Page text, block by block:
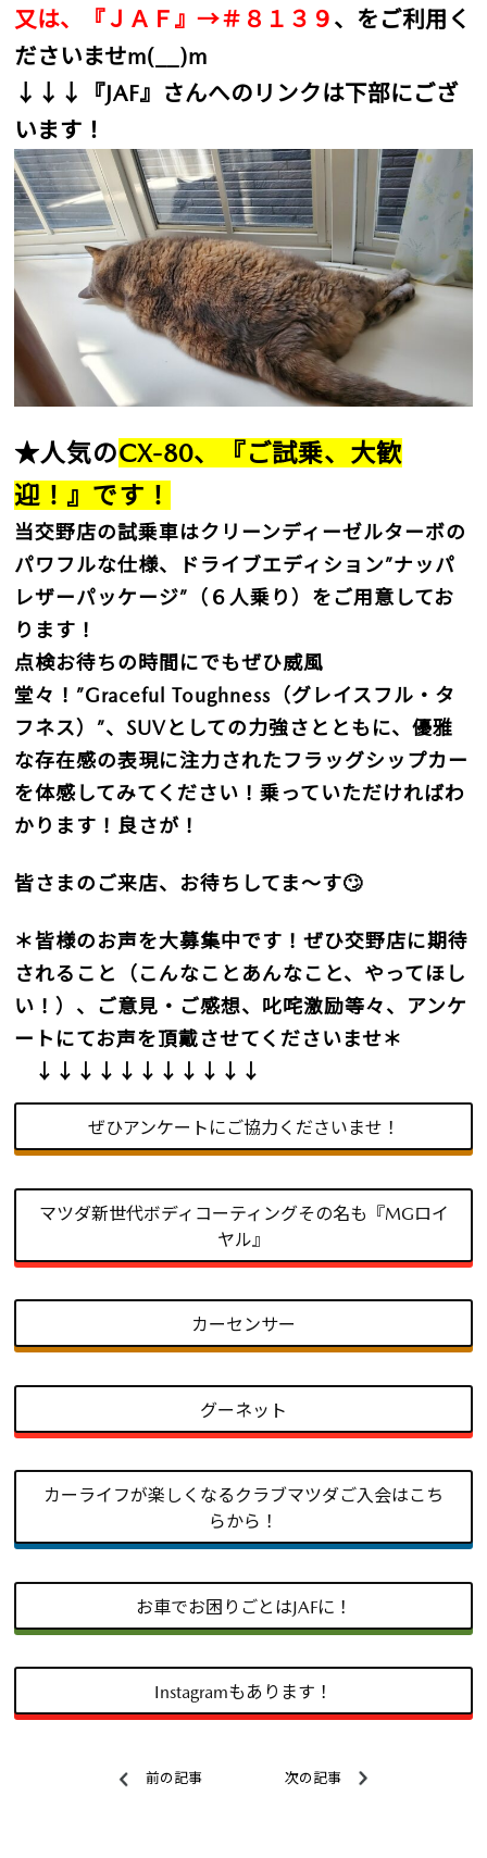
又は、『ＪＡＦ』→＃８１３９ 、をご利用く
ださいませm(__)m
↓↓↓『JAF』さんへのリンクは下部にござ
います！
★人気のCX-80、『ご試乗、大歓
迎！』です！
当交野店の試乗車はクリーンディーゼルターボの
パワフルな仕様、ドライブエディション”ナッパ
レザーパッケージ”（６人乗り）をご用意してお
ります！
点検お待ちの時間にでもぜひ威風
堂々！”Graceful Toughness（グレイスフル・タ
フネス）”、SUVとしての力強さとともに、優雅
な存在感の表現に注力されたフラッグシップカー
を体感してみてください！乗っていただければわ
かります！良さが！
皆さまのご来店、お待ちしてま～す🙄
＊皆様のお声を大募集中です！ぜひ交野店に期待
されること（こんなことあんなこと、やってほし
い！）、ご意見・ご感想、叱咤激励等々、アンケ
ートにてお声を頂戴させてくださいませ＊
↓↓↓↓↓↓↓↓↓↓↓
ぜひアンケートにご協力くださいませ！
マツダ新世代ボディコーティングその名も『MGロイ
ヤル』
カーセンサー
グーネット
カーライフが楽しくなるクラブマツダご入会はこち
らから！
お車でお困りごとはJAFに！
Instagramもあります！
前の記事 次の記事